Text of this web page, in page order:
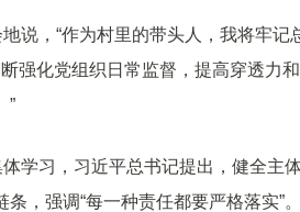
说，“作为村里的带头人，我将牢记
强化党组织日常监督，提高穿透力
”
学习，习近平总书记提出，健全主
，强调“每一种责任都要严格落实”。